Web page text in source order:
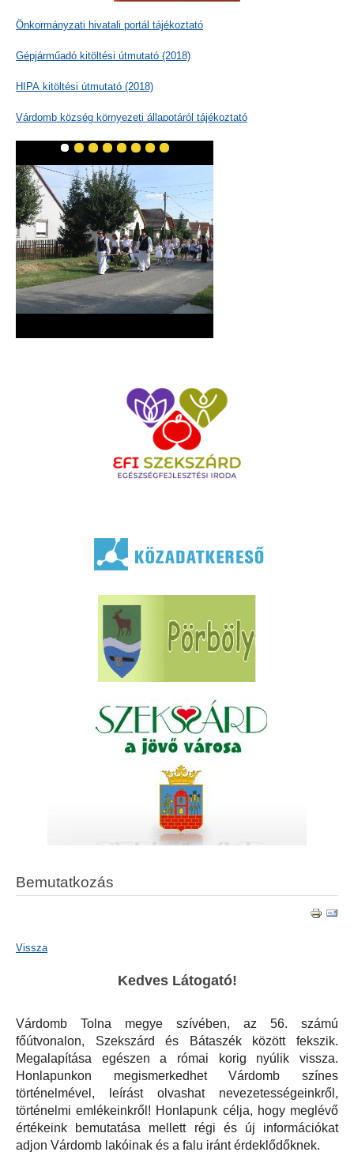
Önkormányzati hivatali portál tájékoztató
Gépjárműadó kitöltési útmutató (2018)
HIPA kitöltési útmutató (2018)
Várdomb község környezeti állapotáról tájékoztató
Bemutatkozás
Vissza
Kedves Látogató!
Várdomb Tolna megye szívében, az 56. számú
főútvonalon, Szekszárd és Bátaszék között fekszik.
Megalapítása egészen a római korig nyúlik vissza.
Honlapunkon megismerkedhet Várdomb színes
történelmével, leírást olvashat nevezetességeinkről,
történelmi emlékeinkről! Honlapunk célja, hogy meglévő
értékeink bemutatása mellett régi és új információkat
adjon Várdomb lakóinak és a falu iránt érdeklődőknek.